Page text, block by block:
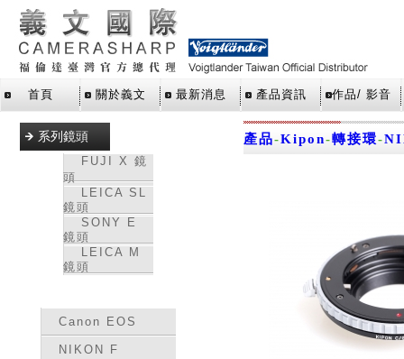
首頁 關於義文 最新消息 產品資訊 作品/ 影音
系列鏡頭
FUJI X 鏡
頭
LEICA SL
鏡頭
SONY E
鏡頭
LEICA M
鏡頭
Canon EOS
NIKON F
產品-Kipon-轉接環-